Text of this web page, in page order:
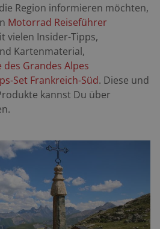
Region informieren möchten,
Motorrad Reiseführer
vielen Insider-Tipps,
Kartenmaterial,
des Grandes Alpes
Set Frankreich-Süd. Diese und
kannst Du über